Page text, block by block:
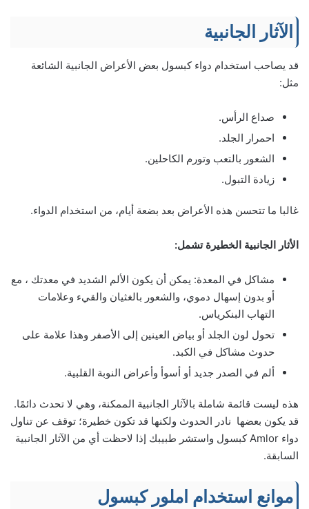
الآثار الجانبية
قد يصاحب استخدام دواء كبسول بعض الأعراض الجانبية الشائعة
مثل:
صداع الرأس.
احمرار الجلد.
الشعور بالتعب وتورم الكاحلين.
زيادة التبول.
غالبا ما تتحسن هذه الأعراض بعد بضعة أيام، من استخدام الدواء.
الأثار الجانبية الخطيرة تشمل:
مشاكل في المعدة: يمكن أن يكون الألم الشديد في معدتك ، مع
أو بدون إسهال دموي، والشعور بالغثيان والقيء وعلامات
التهاب البنكرياس.
تحول لون الجلد أو بياض العينين إلى الأصفر وهذا علامة على
حدوث مشاكل في الكبد.
ألم في الصدر جديد أو أسوأ وأعراض النوبة القلبية.
هذه‌ ‌ليست‌ ‌قائمة‌ ‌شاملة‌ ‌بالآثار‌ ‌الجانبية‌ ‌الممكنة،‌ ‌وهي‌ ‌لا‌ ‌تحدث‌ ‌دائمًا.‌
‌قد‌ ‌يكون‌ ‌بعضها‌ ‌نادر‌ ‌الحدوث‌ ‌ولكنها‌ قد‌ ‌تكون‌ ‌خطيرة؛‌ ‌توقف‌ ‌عن‌ ‌تناول‌
‌دواء‌ Amlor كبسول ‌واستشر‌ ‌طبيبك‌ ‌إذا‌ ‌لاحظت‌ ‌أي‌ ‌من‌ ‌الآثار‌ الجانبية‌
‌السابقة.‌ ‌
موانع استخدام املور كبسول